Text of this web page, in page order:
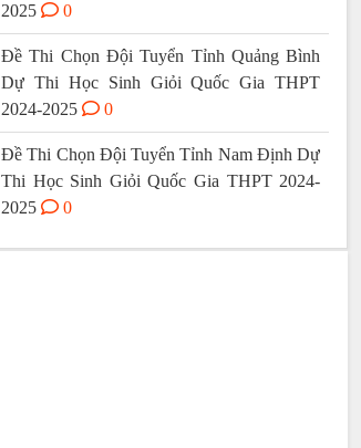
2025
0
Đề Thi Chọn Đội Tuyển Tỉnh Quảng Bình
Dự Thi Học Sinh Giỏi Quốc Gia THPT
2024-2025
0
Đề Thi Chọn Đội Tuyển Tỉnh Nam Định Dự
Thi Học Sinh Giỏi Quốc Gia THPT 2024-
2025
0